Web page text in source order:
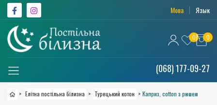
Мова Язык
0 0
(068) 177-09-27
> Елітна постільна білизна > Турецький котон > Каприз, cotton з рюшею